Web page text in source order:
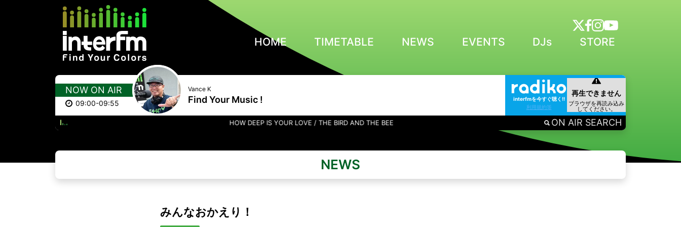
HOME TIMETABLE NEWS EVENTS DJs STORE
NOW ON AIR
09:00-09:55
Vance K
Find Your Music !
interfmを今すぐ聴く!!
利用規約等
HOW DEEP IS YOUR LOVE / THE BIRD AND THE BEE ON AIR SEARCH
NEWS
みんなおかえり！